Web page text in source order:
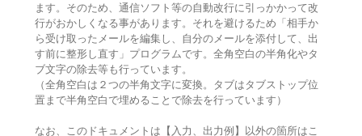
ます。そのため、通信ソフト等の自動改行に引っかかって改
行がおかしくなる事があります。それを避けるため「相手か
ら受け取ったメールを編集し、自分のメールを添付して、出
す前に整形し直す」プログラムです。全角空白の半角化やタ
ブ文字の除去等も行っています。
（全角空白は２つの半角文字に変換。タブはタブストップ位
置まで半角空白で埋めることで除去を行っています）
なお、このドキュメントは【入力、出力例】以外の箇所はこ